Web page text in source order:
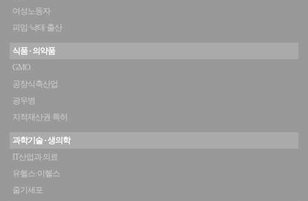
여성노동자
피임·낙태·출산
식품 · 의약품
GMO
공장식축산업
광우병
지적재산권·특허
과학기술 · 생의학
IT산업과 의료
유헬스·이헬스
줄기세포